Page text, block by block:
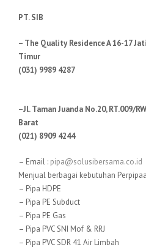
PT. SIB
– The Quality Residence A 16-17
Timur
(031) 9989 4287
–Jl. Taman Juanda No.20, RT.009/
Barat
(021) 8909 4244
– Email : pipa@solusibersama.co.id
Menjual berbagai kebutuhan
– Pipa HDPE
– Pipa PE Subduct
– Pipa PE Gas
– Pipa PVC SNI Mof & RRJ
– Pipa PVC SDR 41 Air Limbah